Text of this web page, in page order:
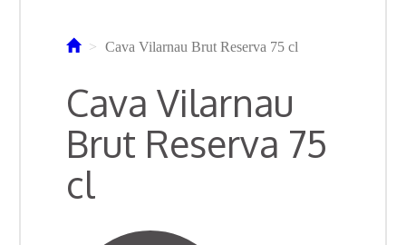
Cava Vilarnau Brut Reserva 75 cl
Cava Vilarnau
Brut Reserva 75
cl